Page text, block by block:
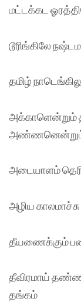
மட்டக்கட
டூரிங்கிலே
தமிழ்
அக்காளென்றும்
அடையாளம்
அழிய
தீயணைக்கும்
தீவிரமாய்
தங்கம்